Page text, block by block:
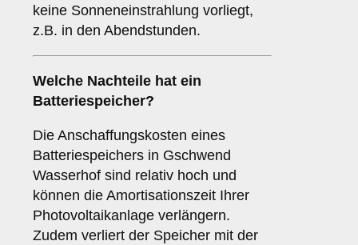
keine Sonneneinstrahlung vorliegt,
z.B. in den Abendstunden.
Welche Nachteile hat ein
Batteriespeicher?
Die Anschaffungskosten eines
Batteriespeichers in Gschwend
Wasserhof sind relativ hoch und
können die Amortisationszeit Ihrer
Photovoltaikanlage verlängern.
Zudem verliert der Speicher mit der